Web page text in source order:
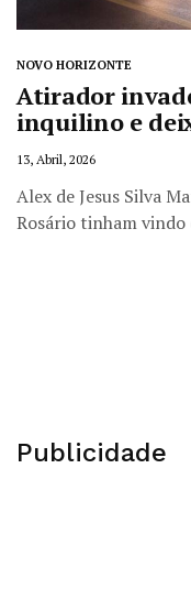
NOVO HORIZONTE
Atirador
inquilino e
13, Abril, 2026
Alex de Jesus Silva
Rosário tinham vindo
Publicidade